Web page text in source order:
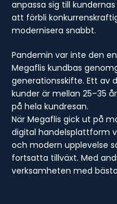
anpassa sig till
att förbli
modernisera snabbt.
Pandemin var inte den
Megaflis kundbas
generationsskifte. Ett av
kunder är mellan 25–35
på hela kundresan.
När Megaflis gick ut på
digital handelsplattform
och modern upplevelse
fortsatta tillväxt. Med
verksamheten med